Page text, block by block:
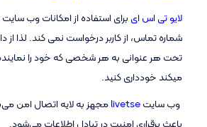
لایو تی اس ای برای استفاده از امکانات وب
شماره تماس، از کاربر درخواست نمی کند. لذا از
تحت هر عنوانی به هر شخصی که خود را
میکند خودداری کنید.
وب سایتlivetseمجهز به لایه اتصال امن
باعث برقراری امنیت در تبادل اطلاعات می‌شود.